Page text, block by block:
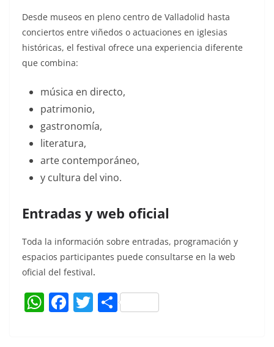
Desde museos en pleno centro de Valladolid hasta
conciertos entre viñedos o actuaciones en iglesias
históricas, el festival ofrece una experiencia diferente
que combina:
música en directo,
patrimonio,
gastronomía,
literatura,
arte contemporáneo,
y cultura del vino.
Entradas y web oficial
Toda la información sobre entradas, programación y
espacios participantes puede consultarse en la web
oficial del festival.
W F T C